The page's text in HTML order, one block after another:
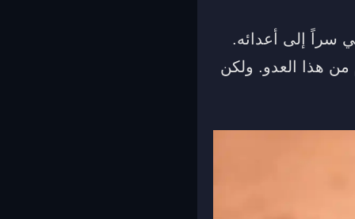
سراً إلى أعدائه.
من هذا العدو. ولكن